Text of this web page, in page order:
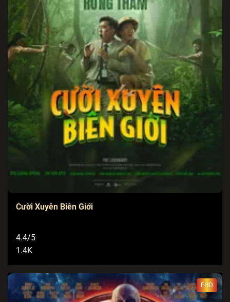
Cười Xuyên Biên Giới
4.4/5
1.4K
FHD